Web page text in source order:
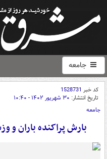
جامعه
کد خبر 1528731
تاریخ انتشار: ۳۰ شهریور ۱۴۰۲ - ۱۰:۴۰
جامعه
بارش پراکنده باران و